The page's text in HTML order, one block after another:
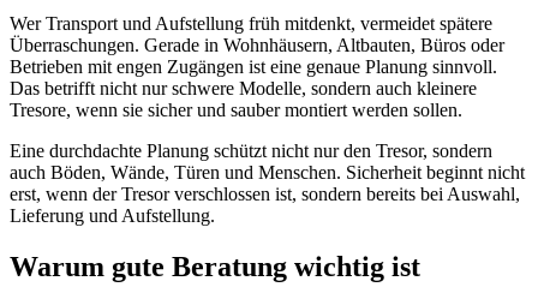
Wer Transport und Aufstellung früh mitdenkt, vermeidet spätere
Überraschungen. Gerade in Wohnhäusern, Altbauten, Büros oder
Betrieben mit engen Zugängen ist eine genaue Planung sinnvoll.
Das betrifft nicht nur schwere Modelle, sondern auch kleinere
Tresore, wenn sie sicher und sauber montiert werden sollen.
Eine durchdachte Planung schützt nicht nur den Tresor, sondern
auch Böden, Wände, Türen und Menschen. Sicherheit beginnt nicht
erst, wenn der Tresor verschlossen ist, sondern bereits bei Auswahl,
Lieferung und Aufstellung.
Warum gute Beratung wichtig ist